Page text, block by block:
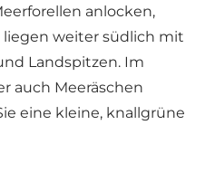
anlocken,
liegen weiter südlich mit
Landspitzen. Im
auch Meeräschen
eine kleine, knallgrüne